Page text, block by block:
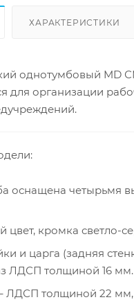
ХАРАКТЕРИСТИКИ
однотумбовый MD
для организации
оснащена четырьмя
кромка светло-
и царга (задняя
ЛДСП толщиной 16 мм.
ЛДСП толщиной 22